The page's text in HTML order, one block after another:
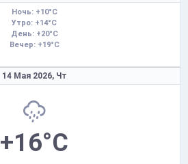
Ночь: +10°C
Утро: +14°C
День: +20°C
Вечер: +19°C
14 Мая 2026, Чт
+16°C